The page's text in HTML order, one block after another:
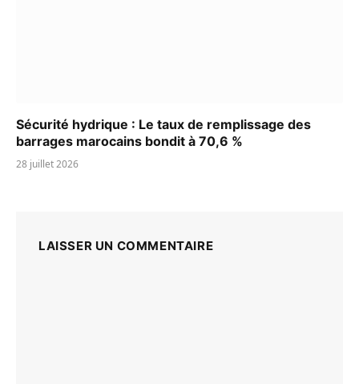
Sécurité hydrique : Le taux de remplissage des
barrages marocains bondit à 70,6 %
28 juillet 2026
LAISSER UN COMMENTAIRE